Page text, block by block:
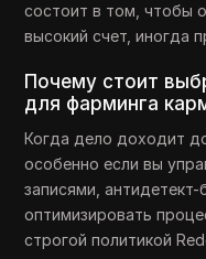
состоит в том, чтобы
высокий счет, иногда
Почему стоит
для фарминга
Когда дело доходит
особенно если вы
записями,
оптимизировать
строгой политикой